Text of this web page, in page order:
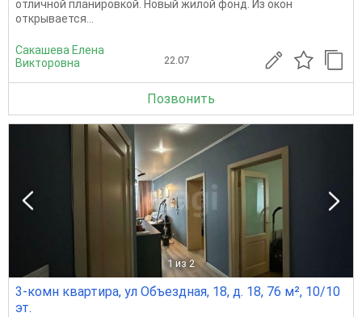
отличной планировкой. Новый жилой фонд. Из окон
открывается...
Сакашева Елена
Викторовна
22.07
Позвонить
1 из 2
3-комн квартира, ул Объездная, 18, д. 18, 76 м², 10/10
эт.